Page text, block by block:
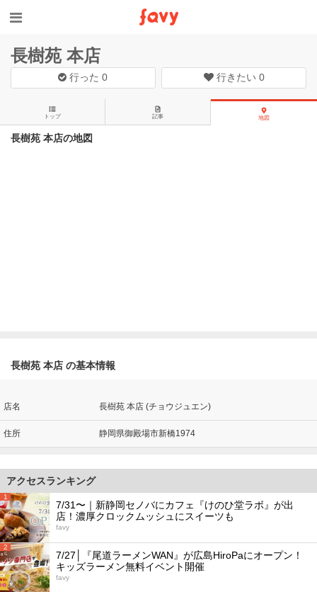
長樹苑 本店
行った0 行きたい 0
トップ 記事 地図
長樹苑 本店の地図
長樹苑 本店 の基本情報
店名 長樹苑 本店 (チョウジュエン)
住所 静岡県御殿場市新橋1974
アクセスランキング
1
7/31〜｜新静岡セノバにカフェ『けのひ堂ラボ』が出
店！濃厚クロックムッシュにスイーツも
favy
2
7/27│『尾道ラーメンWAN』が広島HiroPaにオープン！
キッズラーメン無料イベント開催
favy